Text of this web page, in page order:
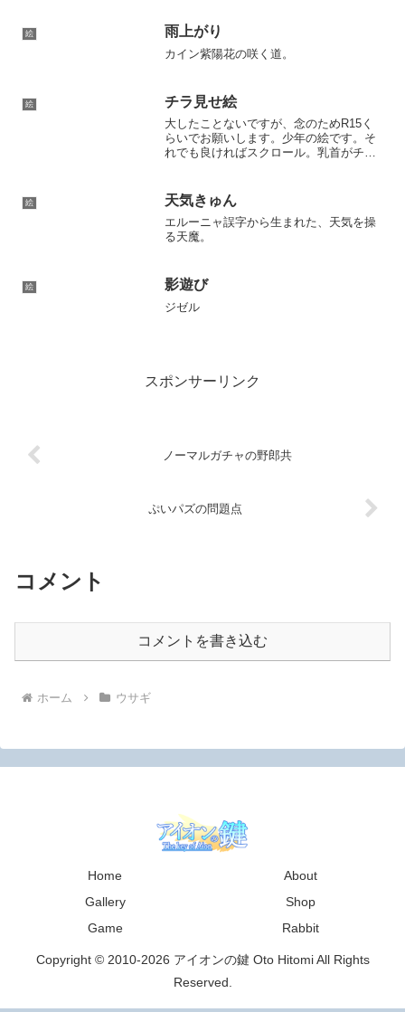
しい、おいしく、感じられる。 出され
たのは質素な野菜の塩スー...
絵 雨上がり
カイン紫陽花の咲く道。
絵 チラ見せ絵
大したことないですが、念のためR15く
らいでお願いします。少年の絵です。そ
れでも良ければスクロール。乳首がチラ
で淫紋描きたくなる。オマケの壁尻。こ
の後、無事食い散らかさ...
絵 天気きゅん
エルーニャ誤字から生まれた、天気を操
る天魔。
絵 影遊び
ジゼル
スポンサーリンク
ノーマルガチャの野郎共
ぷいパズの問題点
コメント
コメントを書き込む
ホーム ウサギ
Home
About
Gallery
Shop
Game
Rabbit
Copyright © 2010-2026 アイオンの鍵 Oto Hitomi All Rights
Reserved.